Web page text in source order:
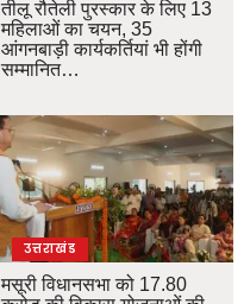
तीलू रौतेली पुरस्कार के लिए 13
महिलाओं का चयन, 35
आंगनबाड़ी कार्यकर्तियां भी होंगी
सम्मानित…
उत्तराखंड
मसूरी विधानसभा को 17.80